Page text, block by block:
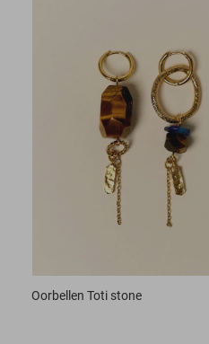
Oorbellen Toti stone